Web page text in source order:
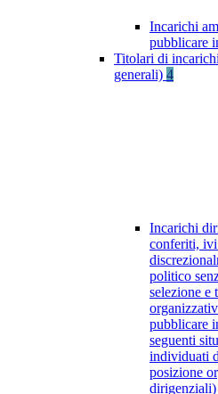
Incarichi
pubblicare
Titolari di
generali) 4
Incarichi
conferiti,
politico
selezione e
pubblicare
seguenti
individuati
posizione
dirigenziali)